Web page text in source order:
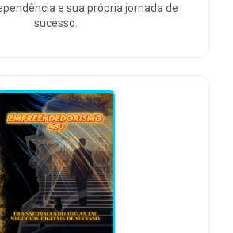
e sua própria jornada de
sucesso.